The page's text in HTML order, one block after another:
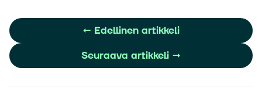
← Edellinen artikkeli
Seuraava artikkeli →